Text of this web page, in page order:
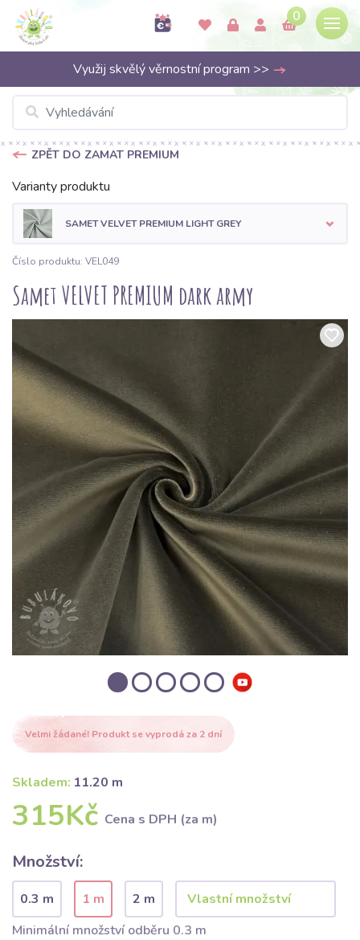
0
Využij skvělý věrnostní program >>
ZPĚT DO ZAMAT PREMIUM
Varianty produktu
SAMET VELVET PREMIUM LIGHT GREY
Číslo produktu: VEL049
Samet VELVET PREMIUM dark army
Velmi žádané! Produkt se vyprodá za 2 dní
Skladem: 11.20 m
315Kč Cena s DPH (za m)
Množství:
0.3 m 1 m
2 m
Minimální množství odběru 0.3 m